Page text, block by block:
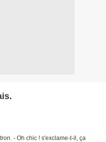
- Oh chic ! s'exclame-t-il, ça